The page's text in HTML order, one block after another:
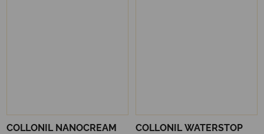
COLLONIL NANOCREAM
COLLONIL WATERSTOP